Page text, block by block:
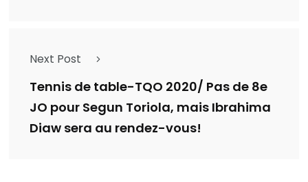
Next Post
Tennis de table-TQO 2020/ Pas de 8e
JO pour Segun Toriola, mais Ibrahima
Diaw sera au rendez-vous!